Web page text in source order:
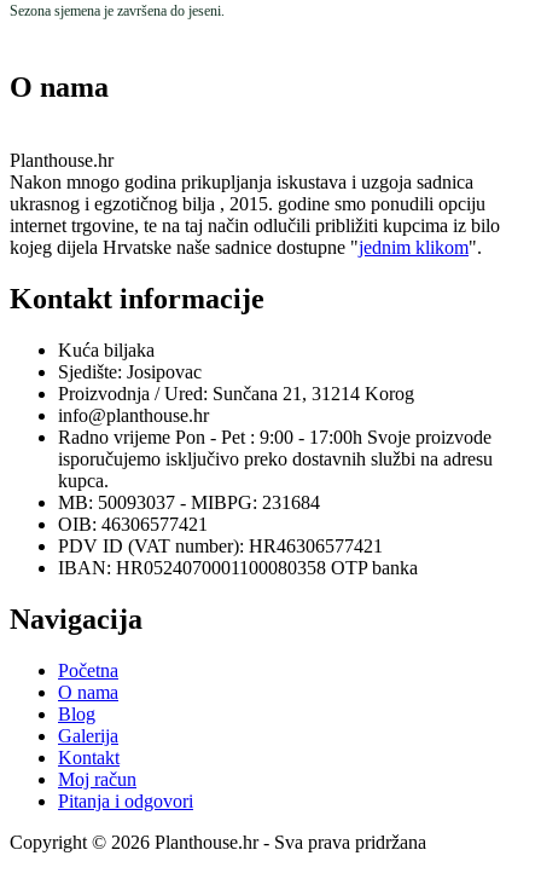
Sezona sjemena je završena do jeseni.
O nama
Planthouse.hr
Nakon mnogo godina prikupljanja iskustava i uzgoja sadnica
ukrasnog i egzotičnog bilja , 2015. godine smo ponudili opciju
internet trgovine, te na taj način odlučili približiti kupcima iz bilo
kojeg dijela Hrvatske naše sadnice dostupne "jednim klikom".
Kontakt informacije
Kuća biljaka
Sjedište: Josipovac
Proizvodnja / Ured: Sunčana 21, 31214 Korog
info@planthouse.hr
Radno vrijeme Pon - Pet : 9:00 - 17:00h Svoje proizvode
isporučujemo isključivo preko dostavnih službi na adresu
kupca.
MB: 50093037 - MIBPG: 231684
OIB: 46306577421
PDV ID (VAT number): HR46306577421
IBAN: HR0524070001100080358 OTP banka
Navigacija
Početna
O nama
Blog
Galerija
Kontakt
Moj račun
Pitanja i odgovori
Copyright © 2026 Planthouse.hr - Sva prava pridržana